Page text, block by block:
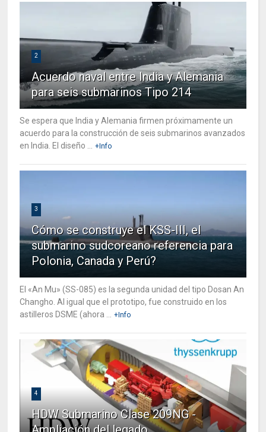
2
Acuerdo naval entre India y Alemania
para seis submarinos Tipo 214
Se espera que India y Alemania firmen próximamente un
acuerdo para la construcción de seis submarinos avanzados
en India. El diseño ...
+Info
3
Cómo se construye el KSS-III, el
submarino sudcoreano referencia para
Polonia, Canada y Perú?
El «An Mu» (SS-085) es la segunda unidad del tipo Dosan An
Changho. Al igual que el prototipo, fue construido en los
astilleros DSME (ahora ...
+Info
4
HDW Submarino Clase 209NG -